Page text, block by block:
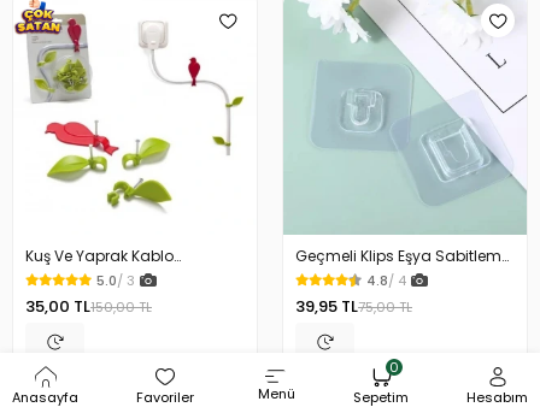
Anasayfa Favoriler Menü
0
Sepetim
Hesabım
Kuş Ve Yaprak Kablo
Sabitleyici Danhao Wire
Blooms
5.0/ 3
35,00 TL150,00 TL
Teslimat
Geçmeli Klips Eşya Sabitleme
Askısı 2 Set4.8/ 4
39,95 TL75,00 TL